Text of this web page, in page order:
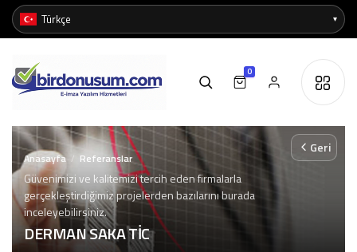
0
DERMAN SAKA TİC
Güvenimizi ve kalitemizi tercih eden firmalarla
gerçekleştirdiğimiz projelerden bazılarını burada
inceleyebilirsiniz.
Anasayfa / Referanslar
Geri